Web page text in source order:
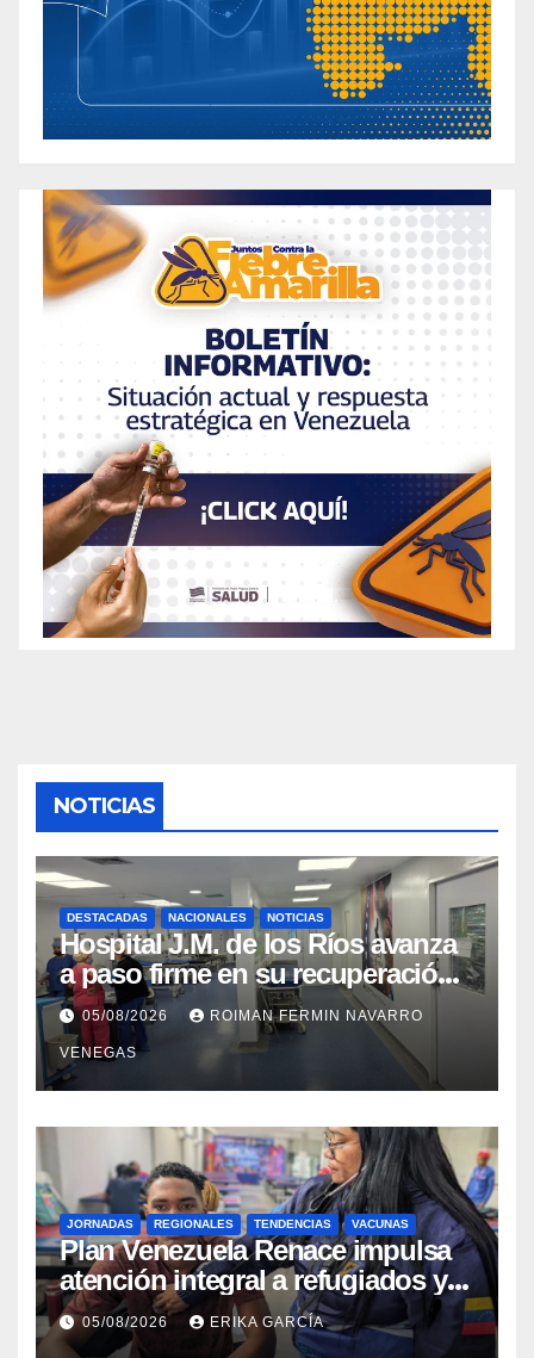
NOTICIAS
DESTACADAS NACIONALES NOTICIAS
Hospital J.M. de los Ríos avanza
a paso firme en su recuperación
tras los recientes eventos
sísmicos
05/08/2026 ROIMAN FERMIN NAVARRO
VENEGAS
JORNADAS REGIONALES TENDENCIAS VACUNAS
​Plan Venezuela Renace impulsa
atención integral a refugiados y
evaluación de vacunación en
Aragua
05/08/2026 ERIKA GARCÍA